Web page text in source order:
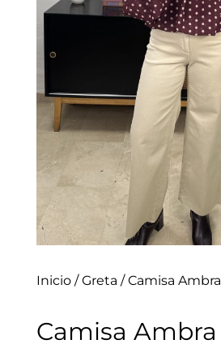
Inicio/Greta / Camisa Ambra
Camisa Ambra